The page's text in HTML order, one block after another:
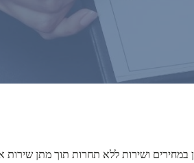
במחירים ושירות ללא תחרות תוך מתן שירות